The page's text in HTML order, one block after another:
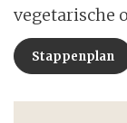
vegetarische
Stappenplan